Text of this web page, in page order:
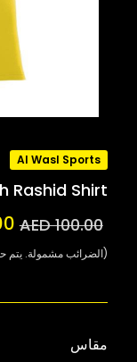
Al Wasl Sports
Rashid Shirt
AED 100.00
(الضرائب مشمولة. يتم
مقاس